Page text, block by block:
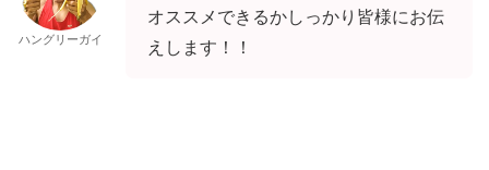
ハングリーガイ
オススメできるかしっかり皆様にお伝
えします！！